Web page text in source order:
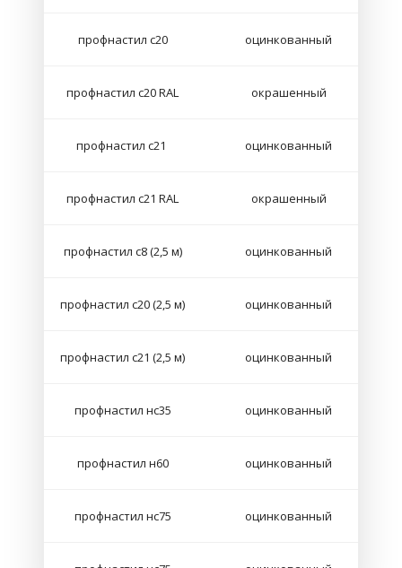
профнастил с20 оцинкованный
профнастил с20 RAL окрашенный
профнастил с21 оцинкованный
профнастил с21 RAL окрашенный
профнастил с8 (2,5 м) оцинкованный
профнастил с20 (2,5 м) оцинкованный
профнастил с21 (2,5 м) оцинкованный
профнастил нс35 оцинкованный
профнастил н60 оцинкованный
профнастил нс75 оцинкованный